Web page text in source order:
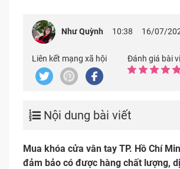
Như Quỳnh 10:38 16/07/
Liên kết mạng xã hội Đánh giá bài
Nội dung bài viết
Mua khóa cửa vân tay TP. Hồ Chí
đảm bảo có được hàng chất lượng,